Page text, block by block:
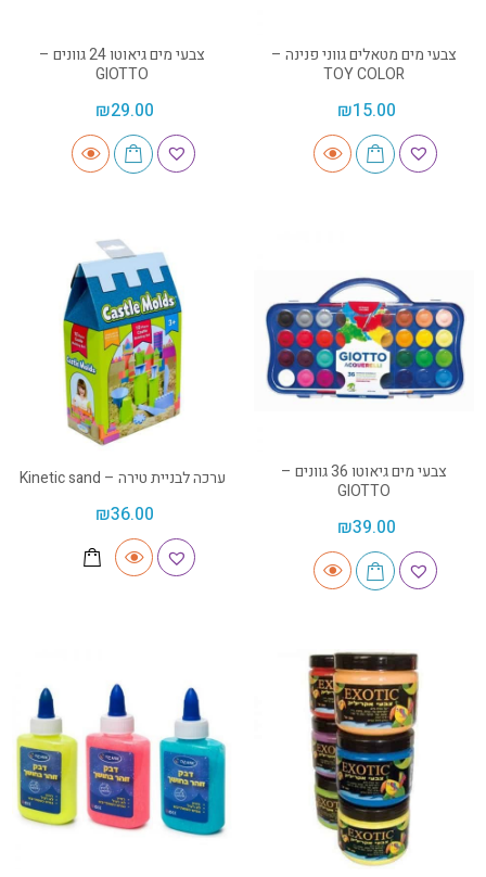
צבעי מים מטאלים גווני פנינה –
TOY COLOR
₪15.00
צבעי מים גיאוטו 24 גוונים –
GIOTTO
₪29.00
צבעי מים גיאוטו 36 גוונים –
GIOTTO
₪39.00
ערכה לבניית טירה – Kinetic sand
₪36.00